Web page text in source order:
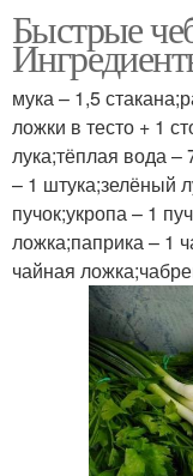
Быстрые
мука – 1,5
ложки в тесто + 1
лука;тёплая вода
– 1 штука;зелёный
пучок;укропа – 1
ложка;паприка – 1
чайная